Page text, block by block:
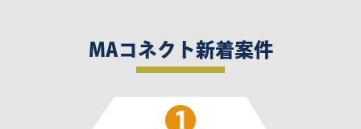
MAコネクト新着案件